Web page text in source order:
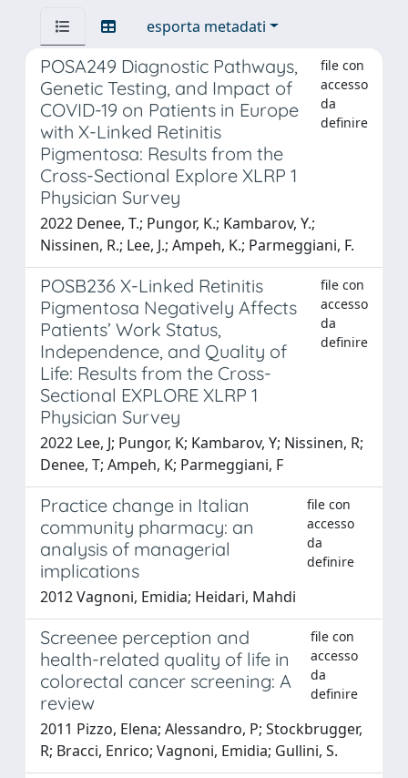
esporta metadati
POSA249 Diagnostic Pathways,
Genetic Testing, and Impact of
COVID-19 on Patients in Europe
with X-Linked Retinitis
Pigmentosa: Results from the
Cross-Sectional Explore XLRP 1
Physician Survey
file con
accesso
da
definire
2022 Denee, T.; Pungor, K.; Kambarov, Y.;
Nissinen, R.; Lee, J.; Ampeh, K.; Parmeggiani, F.
POSB236 X-Linked Retinitis
Pigmentosa Negatively Affects
Patients’ Work Status,
Independence, and Quality of
Life: Results from the Cross-
Sectional EXPLORE XLRP 1
Physician Survey
file con
accesso
da
definire
2022 Lee, J; Pungor, K; Kambarov, Y; Nissinen, R;
Denee, T; Ampeh, K; Parmeggiani, F
Practice change in Italian
community pharmacy: an
analysis of managerial
implications
file con
accesso
da
definire
2012 Vagnoni, Emidia; Heidari, Mahdi
Screenee perception and
health-related quality of life in
colorectal cancer screening: A
review
file con
accesso
da
definire
2011 Pizzo, Elena; Alessandro, P; Stockbrugger,
R; Bracci, Enrico; Vagnoni, Emidia; Gullini, S.